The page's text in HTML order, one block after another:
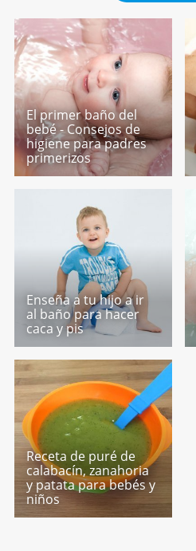
El primer baño del
bebé - Consejos de
higiene para padres
primerizos
Enseña a tu hijo a ir
al baño para hacer
caca y pis
Receta de puré de
calabacín, zanahoria
y patata para bebés y
niños